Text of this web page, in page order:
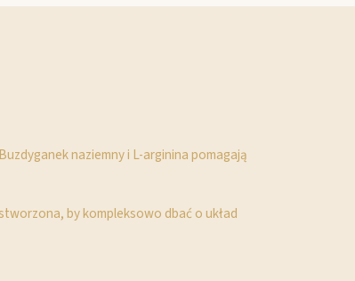
naziemny i L-arginina pomagają
by kompleksowo dbać o układ